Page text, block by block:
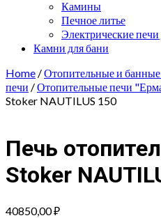
Камины
Печное литье
Электрические
Камни для бани
Home /Отопительные и
печи /Отопительные печи
Stoker NAUTILUS 150
Печь
Stoker
40850,00₽